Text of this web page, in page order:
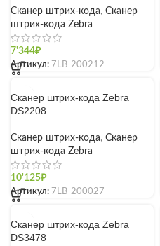
Сканер штрих-кода, Сканер
штрих-кода Zebra
7'344₽
Артикул: 7LB-200212
Сканер штрих-кода Zebra
DS2208
Сканер штрих-кода, Сканер
штрих-кода Zebra
10'125₽
Артикул: 7LB-200027
Сканер штрих-кода Zebra
DS3478